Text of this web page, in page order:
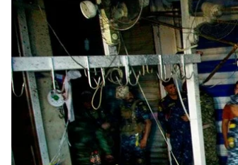
У місті Садр, що біля Багдада, 19
Щонайменше 30 людей загинули,
Про це повідомляють
Al Jazeeraта
Кількість загиблих може зрости,
загиблих є діти. Деякі магазини
У Міністерстві внутрішніх справ
місцевого виробництва. Іракські
Казимі наказав заарештувати
ринку.